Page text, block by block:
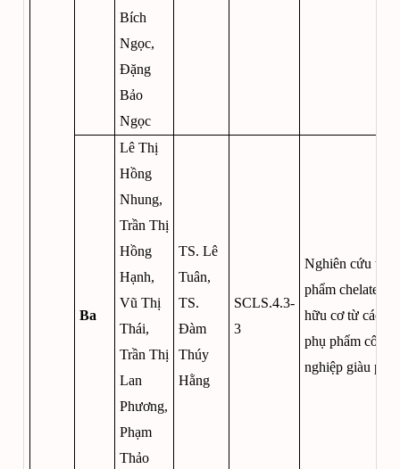
Bích
Ngọc,
Đặng
Bảo
Ngọc
Ba
Lê Thị
Hồng
Nhung,
Trần Thị
Hồng
Hạnh,
Vũ Thị
Thái,
Trần Thị
Lan
Phương,
Phạm
Thảo
TS. Lê
Tuân,
TS.
Đàm
Thúy
Hằng
SCLS.4.3-
3
Nghiên cứu tạo
phẩm chelate
hữu cơ từ các
phụ phẩm công
nghiệp giàu